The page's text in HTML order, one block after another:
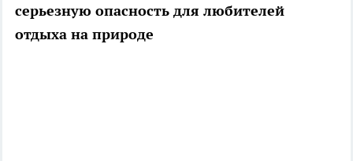
серьезную опасность для любителей
отдыха на природе